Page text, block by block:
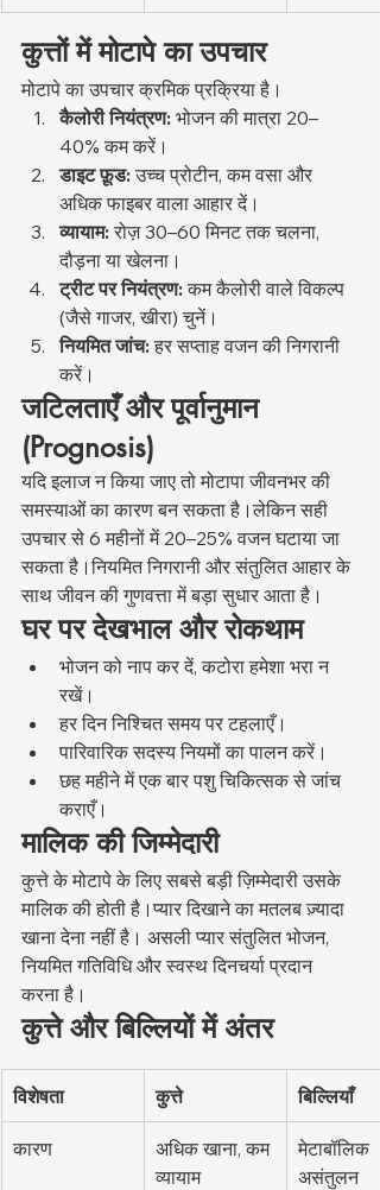
कुत्तों में मोटापे का उपचार
मोटापे का उपचार क्रमिक प्रक्रिया है।
कैलोरी नियंत्रण: भोजन की मात्रा 20–
40% कम करें।
डाइट फ़ूड: उच्च प्रोटीन, कम वसा और
अधिक फाइबर वाला आहार दें।
व्यायाम: रोज़ 30–60 मिनट तक चलना,
दौड़ना या खेलना।
ट्रीट पर नियंत्रण: कम कैलोरी वाले विकल्प
(जैसे गाजर, खीरा) चुनें।
नियमित जांच: हर सप्ताह वजन की निगरानी
करें।
जटिलताएँ और पूर्वानुमान
(Prognosis)
यदि इलाज न किया जाए तो मोटापा जीवनभर की
समस्याओं का कारण बन सकता है।लेकिन सही
उपचार से 6 महीनों में 20–25% वजन घटाया जा
सकता है।नियमित निगरानी और संतुलित आहार के
साथ जीवन की गुणवत्ता में बड़ा सुधार आता है।
घर पर देखभाल और रोकथाम
भोजन को नाप कर दें, कटोरा हमेशा भरा न
रखें।
हर दिन निश्चित समय पर टहलाएँ।
पारिवारिक सदस्य नियमों का पालन करें।
छह महीने में एक बार पशु चिकित्सक से जांच
कराएँ।
मालिक की जिम्मेदारी
कुत्ते के मोटापे के लिए सबसे बड़ी ज़िम्मेदारी उसके
मालिक की होती है।प्यार दिखाने का मतलब ज़्यादा
खाना देना नहीं है। असली प्यार संतुलित भोजन,
नियमित गतिविधि और स्वस्थ दिनचर्या प्रदान
करना है।
कुत्ते और बिल्लियों में अंतर
विशेषता कुत्ते बिल्लियाँ
कारण
अधिक खाना, कम
व्यायाम
मेटाबॉलिक
असंतुलन